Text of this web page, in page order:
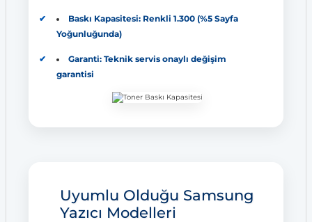
Baskı Kapasitesi: Renkli 1.300 (%5 Sayfa
Yoğunluğunda)
Garanti: Teknik servis onaylı değişim
garantisi
Uyumlu Olduğu Samsung
Yazıcı Modelleri